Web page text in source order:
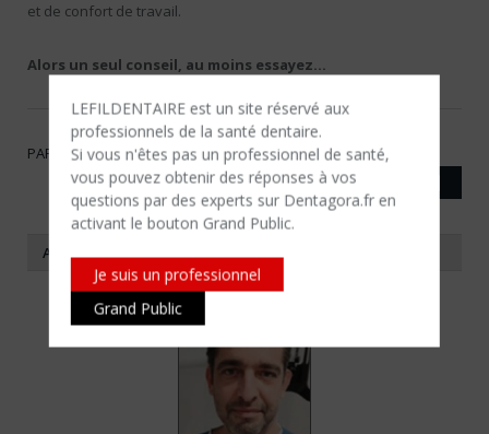
LEFILDENTAIRE est un site réservé aux
professionnels de la santé dentaire.
Si vous n'êtes​ pas un professionnel de santé,
vous pouvez obtenir des réponses à vos
questions par des experts sur Dentagora.fr en
activant le bouton Grand Public.
Je suis un professionnel
Grand Public
et de confort de travail.
Alors un seul conseil, au moins essayez…
PARTAGER
TwitterFacebookGoogle+
A PROPOS DE L'AUTEUR